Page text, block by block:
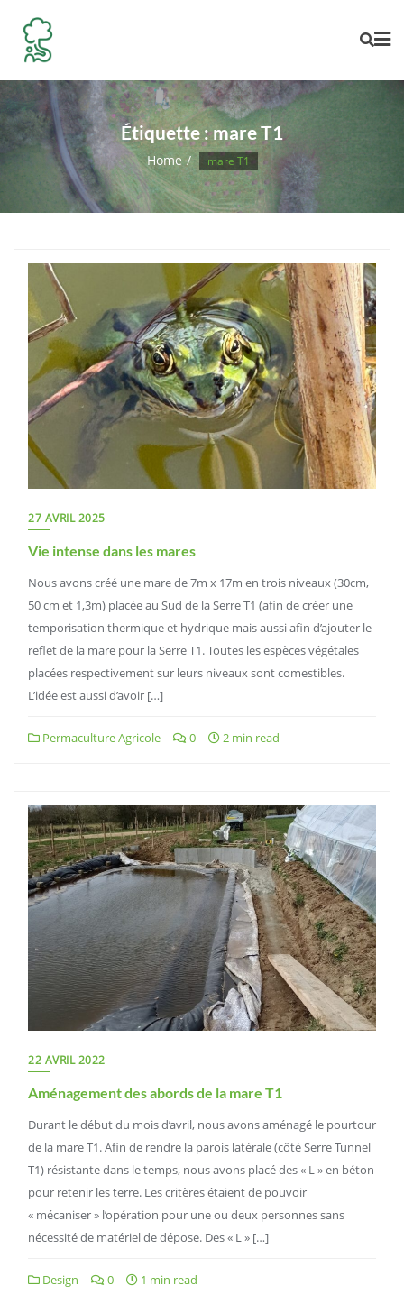
content
Étiquette :mare T1
Home mare T1
27 AVRIL 2025
Vie intense dans les mares
Nous avons créé une mare de 7m x 17m en trois niveaux (30cm,
50 cm et 1,3m) placée au Sud de la Serre T1 (afin de créer une
temporisation thermique et hydrique mais aussi afin d’ajouter le
reflet de la mare pour la Serre T1. Toutes les espèces végétales
placées respectivement sur leurs niveaux sont comestibles.
L’idée est aussi d’avoir […]
Permaculture Agricole 0 2 min read
22 AVRIL 2022
Aménagement des abords de la mare T1
Durant le début du mois d’avril, nous avons aménagé le pourtour
de la mare T1. Afin de rendre la parois latérale (côté Serre Tunnel
T1) résistante dans le temps, nous avons placé des « L » en béton
pour retenir les terre. Les critères étaient de pouvoir
« mécaniser » l’opération pour une ou deux personnes sans
nécessité de matériel de dépose. Des « L » […]
Design 0 1 min read